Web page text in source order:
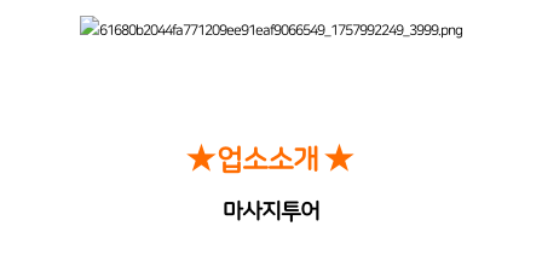
★업소소개 ★
마사지투어